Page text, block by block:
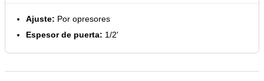
Ajuste: Por opresores
Espesor de puerta: 1/2'